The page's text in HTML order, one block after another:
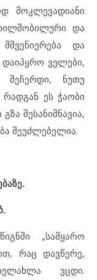
მოკლევადიანი
და
და
ველები,
შეჩერდი, ნუთუ
რადგან ეს ჭაობი
შესანიშნავია,
შეუძლებელია.
.
.
„სამყარო
რაც დავწერე,
ვცდი.